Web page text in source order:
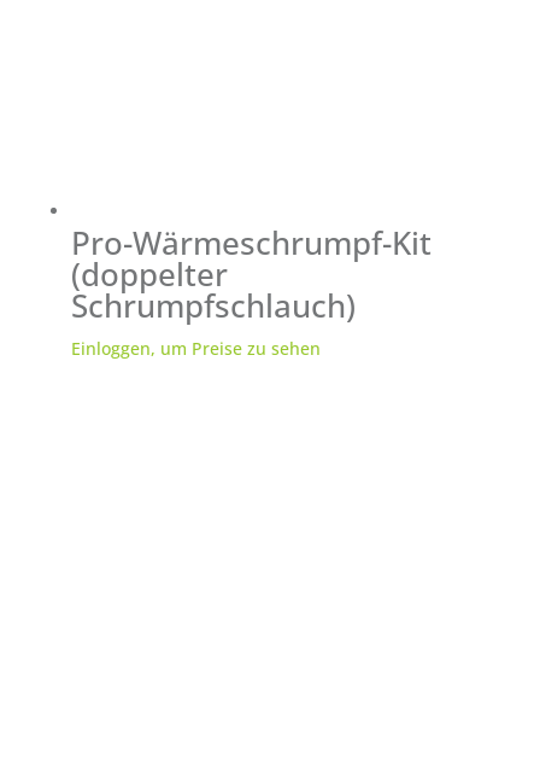
Pro-Wärmeschrumpf-Kit
(doppelter
Schrumpfschlauch)
Einloggen, um Preise zu sehen